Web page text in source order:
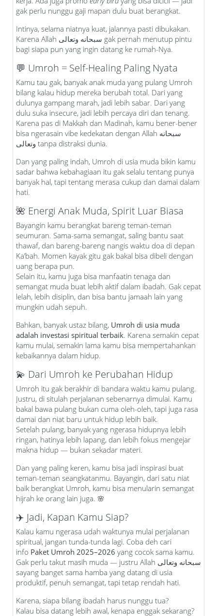
gak perlu nunggu gaji mapan dulu buat berangkat.
Intinya, selama niatnya kuat, jalannya pasti dibukakan.
Karena Allah سبحانه وتعالى gak pernah menutup pintu
bagi siapa pun yang ingin datang ke rumah-Nya.
💬 Umroh = Self-Healing Paling Nyata
Kamu tau gak, banyak anak muda yang pulang Umroh
bilang kalau hidup mereka berubah total. Dari yang
dulunya gampang marah, jadi lebih sabar. Dari yang
dulu suka insecure, jadi lebih percaya diri dan tenang.
Karena pas di Makkah dan Madinah, kamu bener-bener
bisa ngerasain vibe kedekatan dengan Allah سبحانه
وتعالى tanpa distraksi dunia.
Dan yang paling indah, Umroh di usia muda bikin kamu
sadar bahwa kebahagiaan itu gak selalu tentang punya
banyak hal, tapi tentang merasa cukup dan damai dalam
hati.
🌺 Energi Anak Muda, Spirit Luar Biasa
Bayangin kamu berangkat bareng teman-teman
seumuran. Sama-sama semangat, saling bantu saat
thawaf, dan bareng-bareng nangis waktu doa di depan
Ka’bah. Momen kayak gitu gak bakal bisa dibeli dengan
uang berapa pun.
Selain itu, kamu juga bisa manfaatin tenaga dan
semangat muda buat lebih aktif dalam ibadah. Gak cepat
lelah, lebih disiplin, dan bisa bantu jamaah lain yang
mungkin udah sepuh.
Bahkan, banyak ustaz bilang, Umroh di usia muda
adalah investasi spiritual terbaik. Karena semakin cepat
kamu mulai, semakin lama kamu bisa mempertahankan
kebaikannya dalam hidup.
💫 Dari Umroh ke Perubahan Hidup
Umroh itu gak berakhir di bandara waktu kamu pulang.
Justru, di situlah perjalanan sebenarnya dimulai. Kamu
bakal bawa pulang bukan cuma oleh-oleh, tapi juga rasa
damai dan niat baru untuk hidup lebih baik.
Setelah pulang, banyak yang ngerasa hidupnya lebih
ringan, hatinya lebih lapang, dan lebih fokus mengejar
makna hidup — bukan sekadar materi.
Dan yang paling keren, kamu bisa jadi inspirasi buat
teman-teman seangkatanmu. Bayangin, dari satu niat
baik berangkat Umroh, kamu bisa menularin semangat
hijrah ke orang lain juga. 🌸
✈️ Jadi, Kapan Kamu Siap?
Kalau kamu ngerasa udah waktunya mulai perjalanan
spiritual, jangan tunda-tunda lagi. Coba deh cari
info Paket Umroh 2025–2026 yang cocok sama kamu.
Gak perlu takut masih muda — justru Allah سبحانه وتعالى
sayang banget sama hamba yang datang di usia
produktif, penuh semangat, tapi tetap rendah hati.
Karena, siapa bilang ibadah harus nunggu tua?
Kalau bisa datang lebih awal, kenapa enggak sekarang?